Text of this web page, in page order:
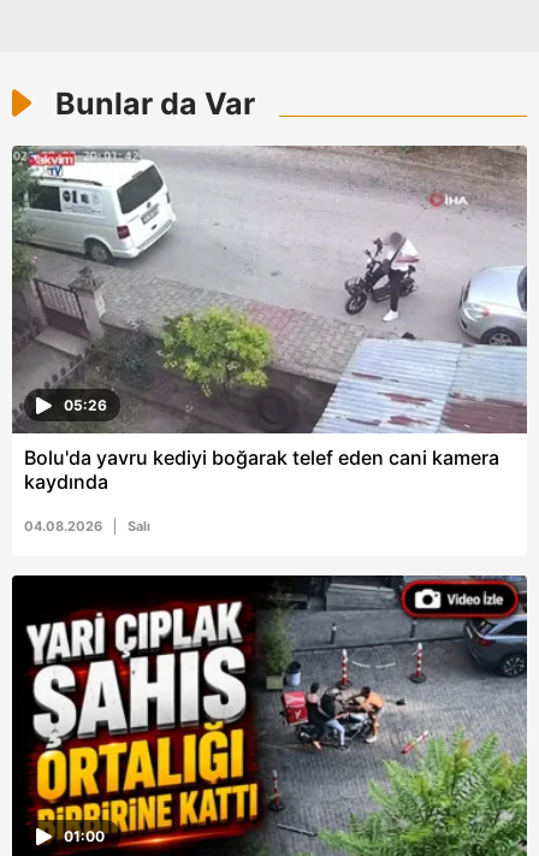
Çerezlere ilişkin tercihlerinizi aşağıda yer alan panel
vasıtasıyla belirleyebilirsiniz. Çerezlere ilişkin detaylı bilgi
için Ayarlar butonuna tıklayabilir, Çerez Bilgilendirme
Metnimiziziyaret edebilirsiniz.
6698 sayılı Kişisel Verilerin Korunması Kanunu uyarınca
hazırlanmış Aydınlatma Metnimizi okumak ve sitemizde
ilgili mevzuata uygun olarak kullanılan çerezlerle ilgili bilgi
almak için lütfen tıklayınız.
Bunlar da Var
05:26
Bolu'da yavru kediyi boğarak telef eden cani kamera
kaydında
04.08.2026 Salı
01:00